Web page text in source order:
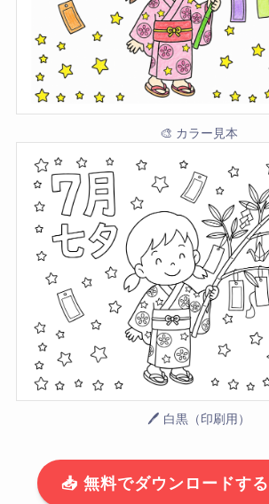
🎨 カラー見本
🖊 白黒（印刷用）
📥 無料でダウンロードする